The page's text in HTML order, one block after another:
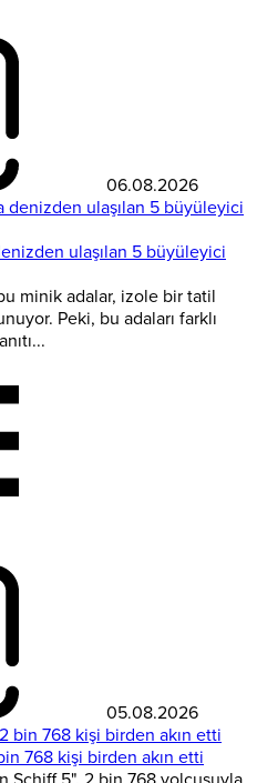
06.08.2026
ulaşılan 5 büyüleyici
minik adalar, izole bir tatil
Peki, bu adaları farklı
05.08.2026
768 kişi birden akın etti